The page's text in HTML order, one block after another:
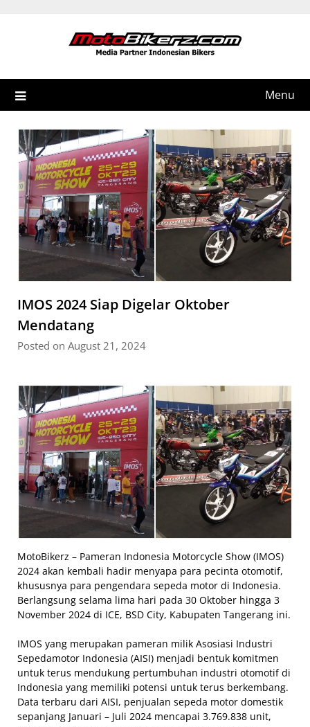
Menu
IMOS 2024 Siap Digelar Oktober
Mendatang
Posted on August 21, 2024
MotoBikerz – Pameran Indonesia Motorcycle Show (IMOS)
2024 akan kembali hadir menyapa para pecinta otomotif,
khususnya para pengendara sepeda motor di Indonesia.
Berlangsung selama lima hari pada 30 Oktober hingga 3
November 2024 di ICE, BSD City, Kabupaten Tangerang ini.
IMOS yang merupakan pameran milik Asosiasi Industri
Sepedamotor Indonesia (AISI) menjadi bentuk komitmen
untuk terus mendukung pertumbuhan industri otomotif di
Indonesia yang memiliki potensi untuk terus berkembang.
Data terbaru dari AISI, penjualan sepeda motor domestik
sepanjang Januari – Juli 2024 mencapai 3.769.838 unit,